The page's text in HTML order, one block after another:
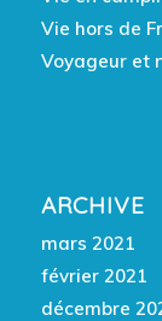
Vie hors de
Voyageur et
ARCHIVE
mars 2021
février 2021
décembre